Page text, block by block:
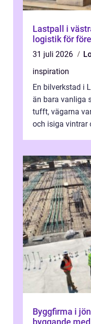
Lastpall i västra
logistik för
31 juli 2026
inspiration
En bilverkstad i
än bara vanliga
tufft, vägarna
och isiga vintrar
Byggfirma i
byggande